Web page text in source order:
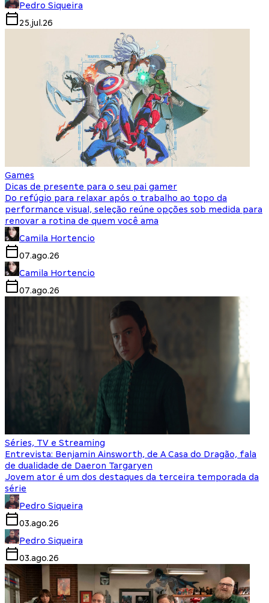
Pedro Siqueira
25.jul.26
Games
Dicas de presente para o seu pai gamer
Do refúgio para relaxar após o trabalho ao topo da
performance visual, seleção reúne opções sob medida para
renovar a rotina de quem você ama
Camila Hortencio
07.ago.26
Camila Hortencio
07.ago.26
Séries, TV e Streaming
Entrevista: Benjamin Ainsworth, de A Casa do Dragão, fala
de dualidade de Daeron Targaryen
Jovem ator é um dos destaques da terceira temporada da
série
Pedro Siqueira
03.ago.26
Pedro Siqueira
03.ago.26